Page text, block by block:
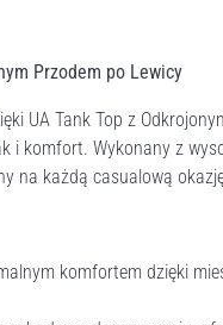
Przodem po Lewicy
UA Tank Top z
i komfort. Wykonany z
na każdą casualową
komfortem dzięki